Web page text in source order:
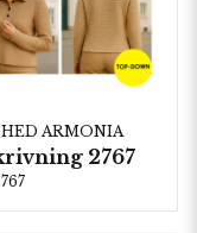
ARMONIA
2767